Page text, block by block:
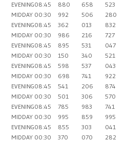
EVENING08:45 880 658 523
MIDDAY 00:30 992 506 280
EVENING08:45 362 013 832
MIDDAY 00:30 986 216 727
EVENING08:45 895 531 047
MIDDAY 00:30 150 340 521
EVENING08:45 598 537 043
MIDDAY 00:30 698 741 922
EVENING08:45 541 206 874
MIDDAY 00:30 501 306 570
EVENING08:45 785 983 741
MIDDAY 00:30 995 859 995
EVENING08:45 855 303 041
MIDDAY 00:30 370 070 282